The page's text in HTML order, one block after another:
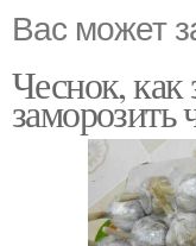
Вас может
Чеснок, как
заморозить